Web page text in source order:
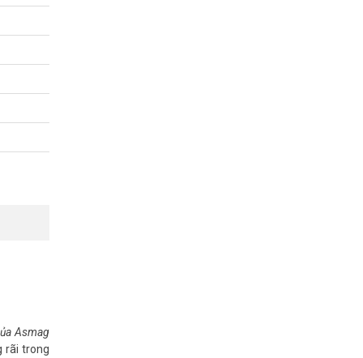
–
Asmag
rãi trong